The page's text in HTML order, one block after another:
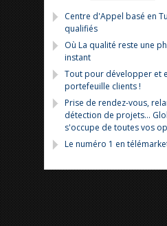
Centre d'Appel basé en
qualifiés
Où La qualité reste une
instant
Tout pour développer et
portefeuille clients !
Prise de rendez-vous,
détection de projets...
s'occupe de toutes vos
Le numéro 1 en